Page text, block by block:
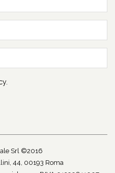
Srl ©2016
44, 00193 Roma